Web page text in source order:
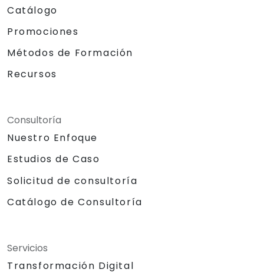
Catálogo
Promociones
Métodos de Formación
Recursos
Consultoría
Nuestro Enfoque
Estudios de Caso
Solicitud de consultoría
Catálogo de Consultoría
Servicios
Transformación Digital